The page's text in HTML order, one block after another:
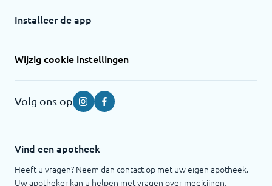
Installeer de app
Wijzig cookie instellingen
Volg ons op InstagramFacebook
Vind een apotheek
Heeft u vragen? Neem dan contact op met uw eigen apotheek.
Uw apotheker kan u helpen met vragen over medicijnen,